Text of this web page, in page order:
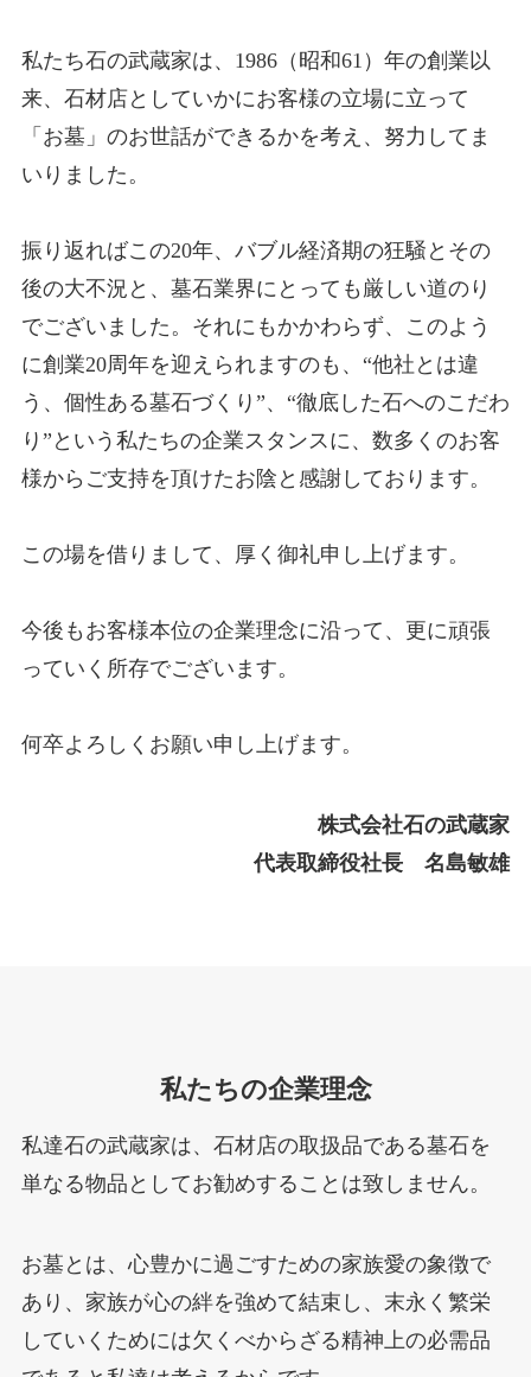
私たち石の武蔵家は、1986（昭和61）年の創業以
来、石材店としていかにお客様の立場に立って
「お墓」のお世話ができるかを考え、努力してま
いりました。
振り返ればこの20年、バブル経済期の狂騒とその
後の大不況と、墓石業界にとっても厳しい道のり
でございました。それにもかかわらず、このよう
に創業20周年を迎えられますのも、“他社とは違
う、個性ある墓石づくり”、“徹底した石へのこだわ
り”という私たちの企業スタンスに、数多くのお客
様からご支持を頂けたお陰と感謝しております。
この場を借りまして、厚く御礼申し上げます。
今後もお客様本位の企業理念に沿って、更に頑張
っていく所存でございます。
何卒よろしくお願い申し上げます。
株式会社石の武蔵家
代表取締役社長 名島敏雄
私たちの企業理念
私達石の武蔵家は、石材店の取扱品である墓石を
単なる物品としてお勧めすることは致しません。
お墓とは、心豊かに過ごすための家族愛の象徴で
あり、家族が心の絆を強めて結束し、末永く繁栄
していくためには欠くべからざる精神上の必需品